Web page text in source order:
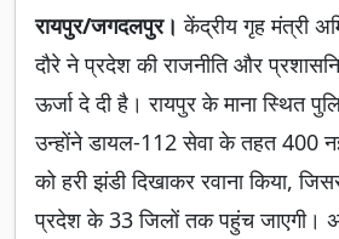
रायपुर/जगदलपुर।केंद्रीय गृह मंत्री
दौरे ने प्रदेश की राजनीति और
ऊर्जा दे दी है। रायपुर के माना स्थित
उन्होंने डायल-112 सेवा के तहत 400
को हरी झंडी दिखाकर रवाना किया,
प्रदेश के 33 जिलों तक पहुंच